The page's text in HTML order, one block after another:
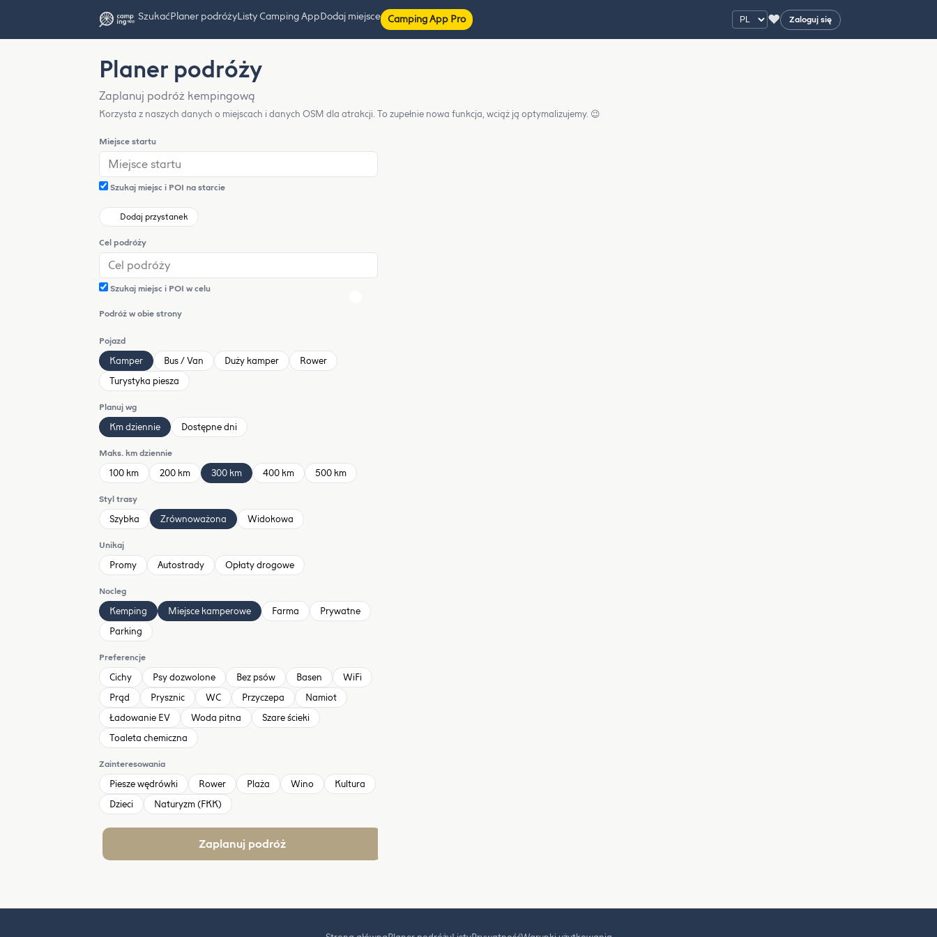
SzukaćPlaner podróżyListy Camping AppDodaj miejsce Camping App Pro ♥ Zaloguj się
Planer podróży
Zaplanuj podróż kempingową
Korzysta z naszych danych o miejscach i danych OSM dla atrakcji. To zupełnie nowa funkcja, wciąż ją optymalizujemy. 😉
Miejsce startu
Szukaj miejsc i POI na starcie
Dodaj przystanek
Cel podróży
Szukaj miejsc i POI w celu
Podróż w obie strony
Pojazd
Kamper Bus / Van Duży kamper
Rower
Turystyka piesza
Planuj wg
Km dziennie Dostępne dni
Maks. km dziennie
100 km 200 km 300 km 400 km 500 km
Styl trasy
Szybka Zrównoważona Widokowa
Unikaj
Promy Autostrady Opłaty drogowe
Nocleg
Kemping Miejsce kamperowe Farma
Prywatne
Parking
Preferencje
Cichy Psy dozwolone Bez psów Basen
WiFi
Prąd
Prysznic WC Przyczepa
Namiot
Ładowanie EV
Woda pitna
Szare ścieki
Toaleta chemiczna
Zainteresowania
Piesze wędrówki Rower Plaża Wino
Kultura
Dzieci
Naturyzm (FKK)
Zaplanuj podróż